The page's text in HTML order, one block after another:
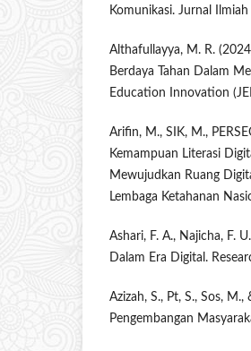
Komunikasi. Jurnal
Althafullayya, M. R.
Berdaya Tahan Dalam
Education Innovation
Arifin, M., SIK, M.,
Kemampuan Literasi
Mewujudkan Ruang
Lembaga Ketahanan
Ashari, F. A., Najicha, F.
Dalam Era Digital.
Azizah, S., Pt, S., Sos,
Pengembangan